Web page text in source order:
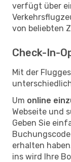
verfügt über
von beliebten
Check-In-
Mit der
Um online
Webseite und
Geben Sie
erhalten
ins wird Ihre